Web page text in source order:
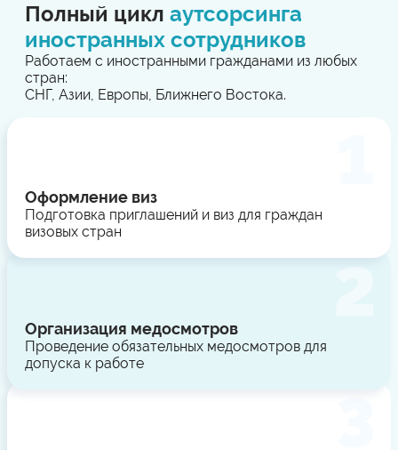
Полный цикл аутсорсинга
иностранных сотрудников
Работаем с иностранными гражданами из любых
стран:
СНГ, Азии, Европы, Ближнего Востока.
Оформление виз
Подготовка приглашений и виз для граждан
визовых стран
Организация медосмотров
Проведение обязательных медосмотров для
допуска к работе